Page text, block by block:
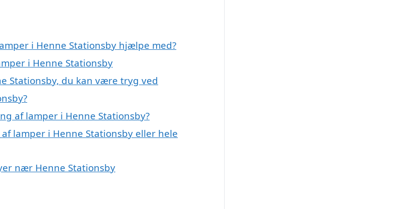
i Henne Stationsby hjælpe med?
i Henne Stationsby
Stationsby, du kan være tryg ved
af lamper i Henne Stationsby?
lamper i Henne Stationsby eller hele
nær Henne Stationsby